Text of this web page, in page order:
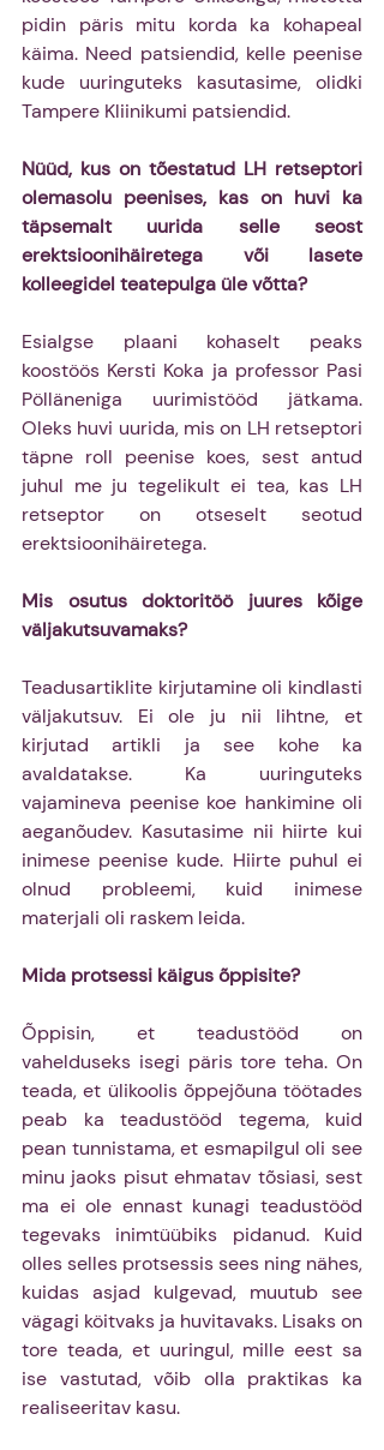
pidin päris mitu korda ka kohapeal
käima. Need patsiendid, kelle peenise
kude uuringuteks kasutasime, olidki
Tampere Kliinikumi patsiendid.
Nüüd, kus on tõestatud LH retseptori
olemasolu peenises, kas on huvi ka
täpsemalt uurida selle seost
erektsioonihäiretega või lasete
kolleegidel teatepulga üle võtta?
Esialgse plaani kohaselt peaks
koostöös Kersti Koka ja professor Pasi
Pölläneniga uurimistööd jätkama.
Oleks huvi uurida, mis on LH retseptori
täpne roll peenise koes, sest antud
juhul me ju tegelikult ei tea, kas LH
retseptor on otseselt seotud
erektsioonihäiretega.
Mis osutus doktoritöö juures kõige
väljakutsuvamaks?
Teadusartiklite kirjutamine oli kindlasti
väljakutsuv. Ei ole ju nii lihtne, et
kirjutad artikli ja see kohe ka
avaldatakse. Ka uuringuteks
vajamineva peenise koe hankimine oli
aeganõudev. Kasutasime nii hiirte kui
inimese peenise kude. Hiirte puhul ei
olnud probleemi, kuid inimese
materjali oli raskem leida.
Mida protsessi käigus õppisite?
Õppisin, et teadustööd on
vahelduseks isegi päris tore teha. On
teada, et ülikoolis õppejõuna töötades
peab ka teadustööd tegema, kuid
pean tunnistama, et esmapilgul oli see
minu jaoks pisut ehmatav tõsiasi, sest
ma ei ole ennast kunagi teadustööd
tegevaks inimtüübiks pidanud. Kuid
olles selles protsessis sees ning nähes,
kuidas asjad kulgevad, muutub see
vägagi köitvaks ja huvitavaks. Lisaks on
tore teada, et uuringul, mille eest sa
ise vastutad, võib olla praktikas ka
realiseeritav kasu.